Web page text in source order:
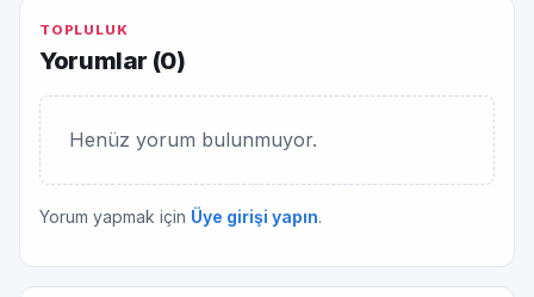
TOPLULUK
Yorumlar (0)
Henüz yorum bulunmuyor.
Yorum yapmak için Üye girişi yapın.